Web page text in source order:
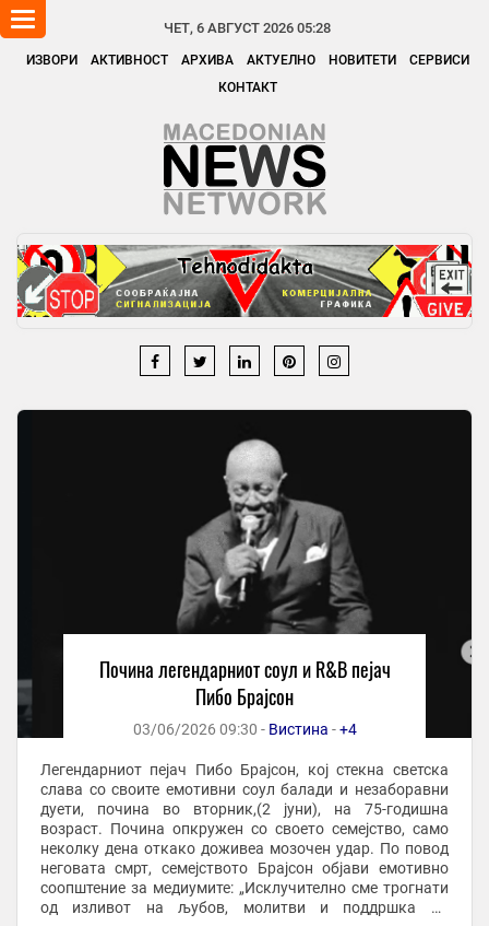
ЧЕТ, 6 АВГУСТ 2026 05:28
ИЗВОРИ АКТИВНОСТ АРХИВА АКТУЕЛНО НОВИТЕТИ
СЕРВИСИ
КОНТАКТ
Toggle
navigation
Почина легендарниот соул и R&B пејач
Пибо Брајсон
03/06/2026 09:30 - Вистина -+4
Легендарниот пејач Пибо Брајсон, кој стекна светска
слава со своите емотивни соул балади и незаборавни
дуети, почина во вторник,(2 јуни), на 75-годишна
возраст. Почина опкружен со своето семејство, само
неколку дена откако доживеа мозочен удар. По повод
неговата смрт, семејството Брајсон објави емотивно
соопштение за медиумите: „Исклучително сме трогнати
од изливот на љубов, молитви и поддршка од